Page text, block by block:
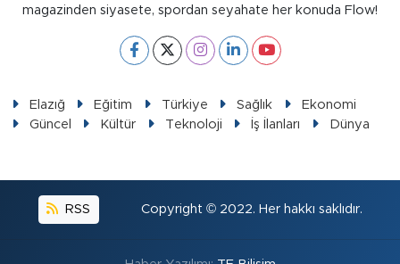
magazinden siyasete, spordan seyahate her konuda Flow!
Elazığ Eğitim Türkiye Sağlık
Ekonomi
Güncel
Kültür Teknoloji İş İlanları Dünya
RSS Copyright © 2022. Her hakkı saklıdır.